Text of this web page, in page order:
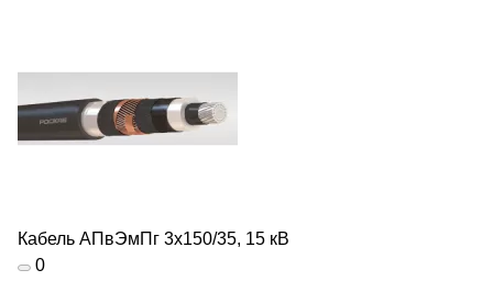
Кабель АПвЭмПг 3х150/35, 15 кВ
0